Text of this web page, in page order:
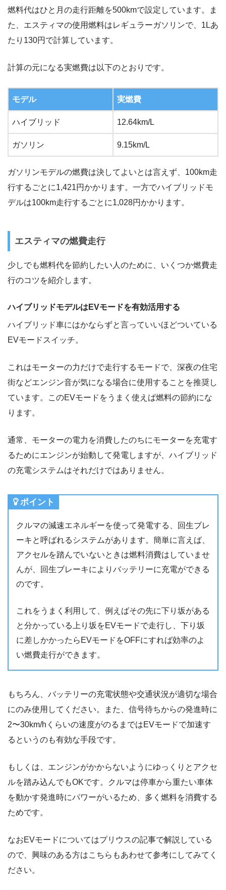
燃料代はひと月の走行距離を500kmで設定しています。ま
た、エスティマの使用燃料はレギュラーガソリンで、1Lあ
たり130円で計算しています。
計算の元になる実燃費は以下のとおりです。
モデル 実燃費
ハイブリッド 12.64km/L
ガソリン 9.15km/L
ガソリンモデルの燃費は決してよいとは言えず、100km走
行するごとに1,421円かかります。一方でハイブリッドモ
デルは100km走行するごとに1,028円かかります。
エスティマの燃費走行
少しでも燃料代を節約したい人のために、いくつか燃費走
行のコツを紹介します。
ハイブリッドモデルはEVモードを有効活用する
ハイブリッド車にはかならずと言っていいほどついている
EVモードスイッチ。
これはモーターの力だけで走行するモードで、深夜の住宅
街などエンジン音が気になる場合に使用することを推奨し
ています。このEVモードをうまく使えば燃料の節約にな
ります。
通常、モーターの電力を消費したのちにモーターを充電す
るためにエンジンが始動して発電しますが、ハイブリッド
の充電システムはそれだけではありません。
ポイント
クルマの減速エネルギーを使って発電する、回生ブレ
ーキと呼ばれるシステムがあります。簡単に言えば、
アクセルを踏んでいないときは燃料消費はしていませ
んが、回生ブレーキによりバッテリーに充電ができる
のです。
これをうまく利用して、例えばその先に下り坂がある
と分かっている上り坂をEVモードで走行し、下り坂
に差しかかったらEVモードをOFFにすれば効率のよ
い燃費走行ができます。
もちろん、バッテリーの充電状態や交通状況が適切な場合
にのみ使用してください。また、信号待ちからの発進時に
2〜30km/hくらいの速度がのるまではEVモードで加速す
るというのも有効な手段です。
もしくは、エンジンがかからないようにゆっくりとアクセ
ルを踏み込んでもOKです。クルマは停車から重たい車体
を動かす発進時にパワーがいるため、多く燃料を消費する
ためです。
なおEVモードについてはプリウスの記事で解説している
ので、興味のある方はこちらもあわせて参考にしてみてく
ださい。